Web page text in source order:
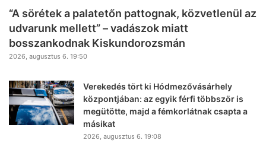
“A sörétek a palatetőn pattognak, közvetlenül az
udvarunk mellett” – vadászok miatt
bosszankodnak Kiskundorozsmán
2026, augusztus 6. 19:50
Verekedés tört ki Hódmezővásárhely
központjában: az egyik férfi többször is
megütötte, majd a fémkorlátnak csapta a
másikat
2026, augusztus 6. 19:08